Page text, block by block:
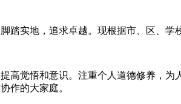
踏实地，追求卓越。现根据市、区、学
觉悟和意识。注重个人道德修养，为
作的大家庭。